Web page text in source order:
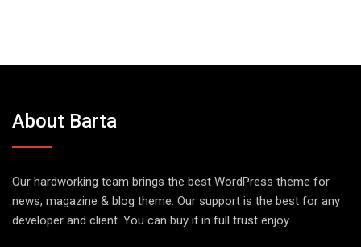
About Barta
Our hardworking team brings the best WordPress theme for
news, magazine & blog theme. Our support is the best for any
developer and client. You can buy it in full trust enjoy.